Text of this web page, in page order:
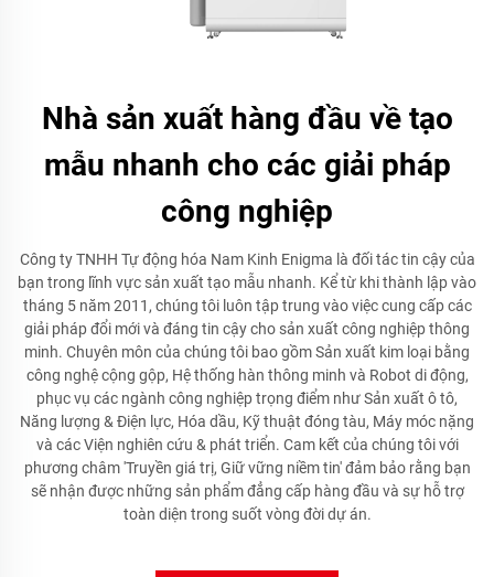
Nhà sản xuất hàng đầu về tạo
mẫu nhanh cho các giải pháp
công nghiệp
Công ty TNHH Tự động hóa Nam Kinh Enigma là đối tác tin cậy của
bạn trong lĩnh vực sản xuất tạo mẫu nhanh. Kể từ khi thành lập vào
tháng 5 năm 2011, chúng tôi luôn tập trung vào việc cung cấp các
giải pháp đổi mới và đáng tin cậy cho sản xuất công nghiệp thông
minh. Chuyên môn của chúng tôi bao gồm Sản xuất kim loại bằng
công nghệ cộng gộp, Hệ thống hàn thông minh và Robot di động,
phục vụ các ngành công nghiệp trọng điểm như Sản xuất ô tô,
Năng lượng & Điện lực, Hóa dầu, Kỹ thuật đóng tàu, Máy móc nặng
và các Viện nghiên cứu & phát triển. Cam kết của chúng tôi với
phương châm 'Truyền giá trị, Giữ vững niềm tin' đảm bảo rằng bạn
sẽ nhận được những sản phẩm đẳng cấp hàng đầu và sự hỗ trợ
toàn diện trong suốt vòng đời dự án.